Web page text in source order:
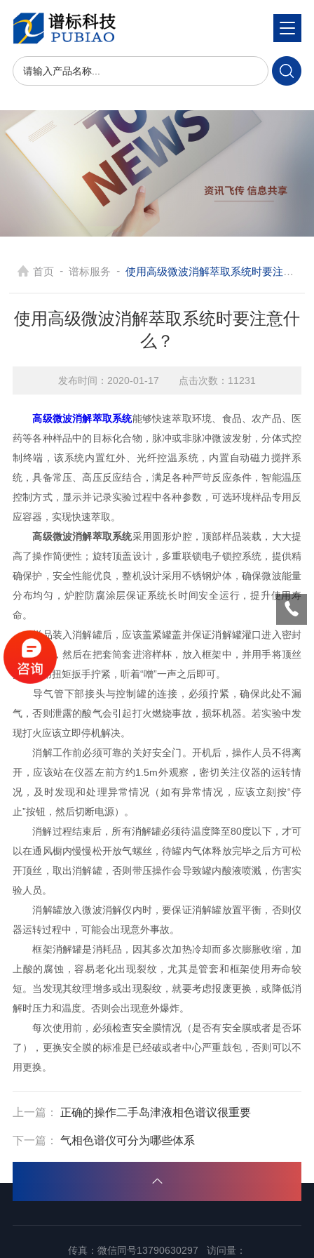
首页 - 谱标服务 - 使用高级微波消解萃取系统时要注意什么？
使用高级微波消解萃取系统时要注意什
么？
发布时间：2020-01-17 点击次数：11231
高级微波消解萃取系统能够快速萃取环境、食品、农产品、医
药等各种样品中的目标化合物，脉冲或非脉冲微波发射，分体式控
制终端，该系统内置红外、光纤控温系统，内置自动磁力搅拌系
统，具备常压、高压反应结合，满足各种严苛反应条件，智能温压
控制方式，显示并记录实验过程中各种参数，可选环境样品专用反
应容器，实现快速萃取。
高级微波消解萃取系统采用圆形炉腔，顶部样品装载，大大提
高了操作简便性；旋转顶盖设计，多重联锁电子锁控系统，提供精
确保护，安全性能优良，整机设计采用不锈钢炉体，确保微波能量
分布均匀，炉腔防腐涂层保证系统长时间安全运行，提升使用寿
命。
样品装入消解罐后，应该盖紧罐盖并保证消解罐灌口进入密封
盖的槽口，然后在把套筒套进溶样杯，放入框架中，并用手将顶丝
拧紧，用扭矩扳手拧紧，听着“噌”一声之后即可。
导气管下部接头与控制罐的连接，必须拧紧，确保此处不漏
气，否则泄露的酸气会引起打火燃烧事故，损坏机器。若实验中发
现打火应该立即停机解决。
消解工作前必须可靠的关好安全门。开机后，操作人员不得离
开，应该站在仪器左前方约1.5m外观察，密切关注仪器的运转情
况，及时发现和处理异常情况（如有异常情况，应该立刻按“停
止”按钮，然后切断电源）。
消解过程结束后，所有消解罐必须待温度降至80度以下，才可
以在通风橱内慢慢松开放气螺丝，待罐内气体释放完毕之后方可松
开顶丝，取出消解罐，否则带压操作会导致罐内酸液喷溅，伤害实
验人员。
消解罐放入微波消解仪内时，要保证消解罐放置平衡，否则仪
器运转过程中，可能会出现意外事故。
框架消解罐是消耗品，因其多次加热冷却而多次膨胀收缩，加
上酸的腐蚀，容易老化出现裂纹，尤其是管套和框架使用寿命较
短。当发现其纹理增多或出现裂纹，就要考虑报废更换，或降低消
解时压力和温度。否则会出现意外爆炸。
每次使用前，必须检查安全膜情况（是否有安全膜或者是否坏
了），更换安全膜的标准是已经破或者中心严重鼓包，否则可以不
用更换。
上一篇： 正确的操作二手岛津液相色谱议很重要
下一篇： 气相色谱仪可分为哪些体系
传真：微信同号13790630297 访问量：